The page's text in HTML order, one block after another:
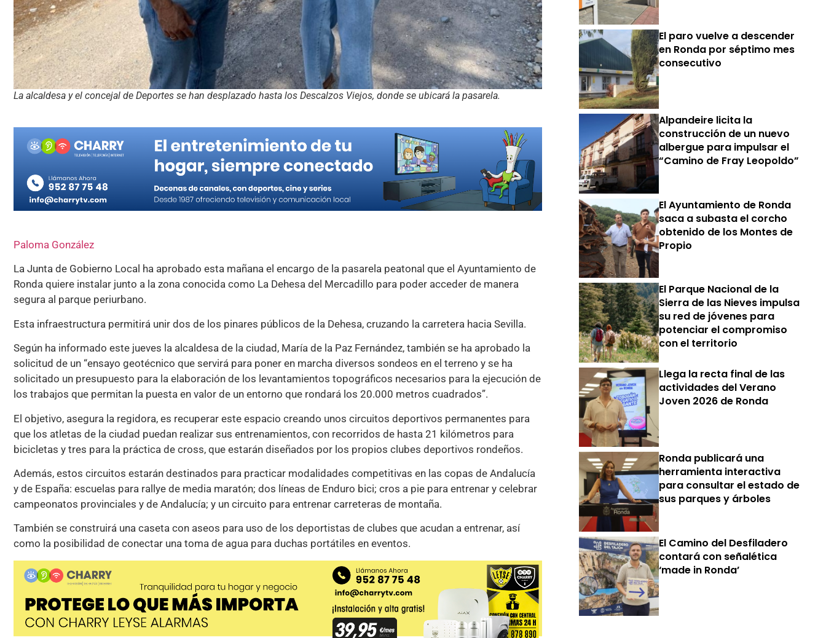
La alcaldesa y el concejal de Deportes se han desplazado hasta los Descalzos Viejos, donde se ubicará la pasarela.
Paloma González
La Junta de Gobierno Local ha aprobado esta mañana el encargo de la pasarela peatonal que el Ayuntamiento de
Ronda quiere instalar junto a la zona conocida como La Dehesa del Mercadillo para poder acceder de manera
segura al parque periurbano.
Esta infraestructura permitirá unir dos de los pinares públicos de la Dehesa, cruzando la carretera hacia Sevilla.
Según ha informado este jueves la alcaldesa de la ciudad, María de la Paz Fernández, también se ha aprobado la
solicitud de un “ensayo geotécnico que servirá para poner en marcha diversos sondeos en el terreno y se ha
solicitado un presupuesto para la elaboración de los levantamientos topográficos necesarios para la ejecución de
los trabajos que permitan la puesta en valor de un entorno que rondará los 20.000 metros cuadrados”.
El objetivo, asegura la regidora, es recuperar este espacio creando unos circuitos deportivos permanentes para
que los atletas de la ciudad puedan realizar sus entrenamientos, con recorridos de hasta 21 kilómetros para
bicicletas y tres para la práctica de cross, que estarán diseñados por los propios clubes deportivos rondeños.
Además, estos circuitos estarán destinados para practicar modalidades competitivas en las copas de Andalucía
y de España: escuelas para rallye de media maratón; dos líneas de Enduro bici; cros a pie para entrenar y celebrar
campeonatos provinciales y de Andalucía; y un circuito para entrenar carreteras de montaña.
También se construirá una caseta con aseos para uso de los deportistas de clubes que acudan a entrenar, así
como la posibilidad de conectar una toma de agua para duchas portátiles en eventos.
El paro vuelve a descender
en Ronda por séptimo mes
consecutivo
Alpandeire licita la
construcción de un nuevo
albergue para impulsar el
“Camino de Fray Leopoldo”
El Ayuntamiento de Ronda
saca a subasta el corcho
obtenido de los Montes de
Propio
El Parque Nacional de la
Sierra de las Nieves impulsa
su red de jóvenes para
potenciar el compromiso
con el territorio
Llega la recta final de las
actividades del Verano
Joven 2026 de Ronda
Ronda publicará una
herramienta interactiva
para consultar el estado de
sus parques y árboles
El Camino del Desfiladero
contará con señalética
‘made in Ronda’